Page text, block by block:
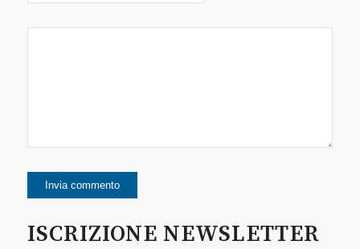
ISCRIZIONE NEWSLETTER